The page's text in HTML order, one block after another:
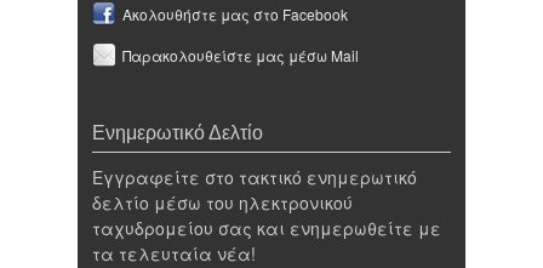
Ακολουθήστε μας στο Facebook
Παρακολουθείστε μας μέσω Mail
Ενημερωτικό Δελτίο
Εγγραφείτε στο τακτικό ενημερωτικό
δελτίο μέσω του ηλεκτρονικού
ταχυδρομείου σας και ενημερωθείτε με
τα τελευταία νέα!